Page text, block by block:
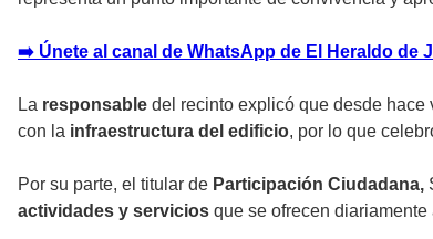
➡️ Únete al canal de WhatsApp de El Heraldo de
La responsable del recinto explicó que desde
con la infraestructura del edificio, por lo que
Por su parte, el titular de Participación Ciudadana,
actividades y servicios que se ofrecen diariamente